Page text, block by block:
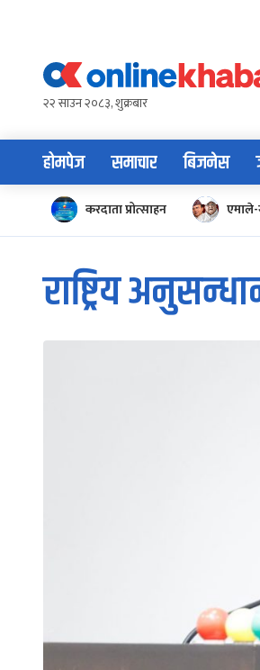
content२२ साउन २०८३, शुक्रबार
होमपेज समाचार बिजनेस
करदाता प्रोत्साहन
राष्ट्रिय